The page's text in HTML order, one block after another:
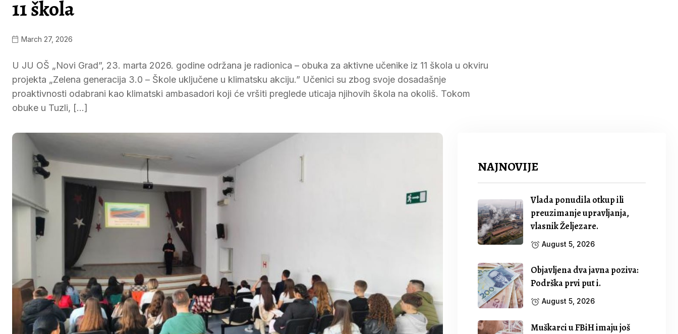
11 škola
March 27, 2026
U JU OŠ „Novi Grad”, 23. marta 2026. godine održana je radionica – obuka za aktivne učenike iz 11 škola u okviru
projekta „Zelena generacija 3.0 – Škole uključene u klimatsku akciju.” Učenici su zbog svoje dosadašnje
proaktivnosti odabrani kao klimatski ambasadori koji će vršiti preglede uticaja njihovih škola na okoliš. Tokom
obuke u Tuzli, […]
NAJNOVIJE
Vlada ponudila otkup ili
preuzimanje upravljanja,
vlasnik Željezare.
August 5, 2026
Objavljena dva javna poziva:
Podrška prvi put i.
August 5, 2026
Muškarci u FBiH imaju još